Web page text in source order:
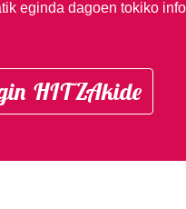
eginda dagoen tokiko
HITZAkide